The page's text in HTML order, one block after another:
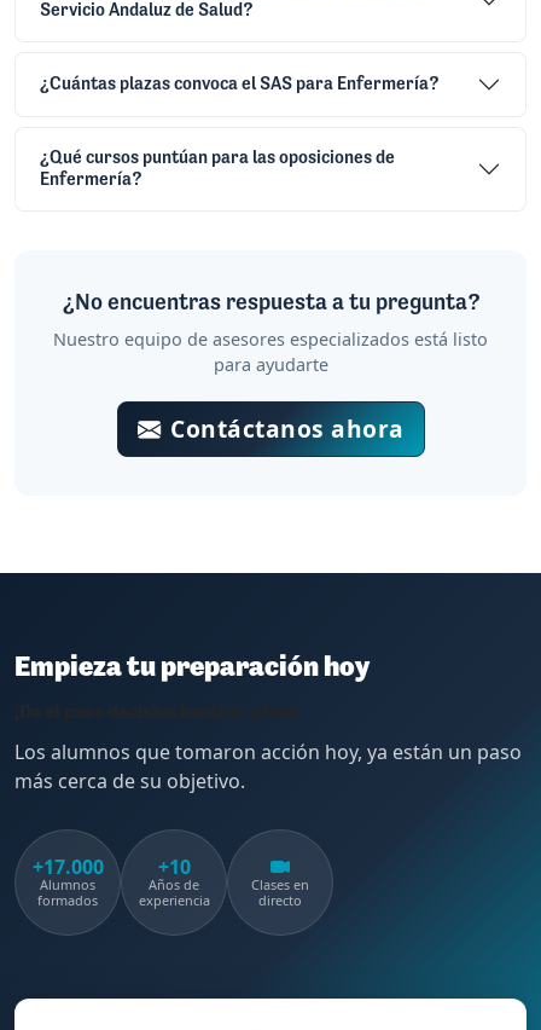
Servicio Andaluz de Salud?
¿Cuántas plazas convoca el SAS para Enfermería?
¿Qué cursos puntúan para las oposiciones de
Enfermería?
¿No encuentras respuesta a tu pregunta?
Nuestro equipo de asesores especializados está listo
para ayudarte
Contáctanos ahora
Empieza tu preparación hoy
Los alumnos que tomaron acción hoy, ya están un paso
más cerca de su objetivo.
+17.000
Alumnos
formados
+10
Años de
experiencia
Clases en
directo